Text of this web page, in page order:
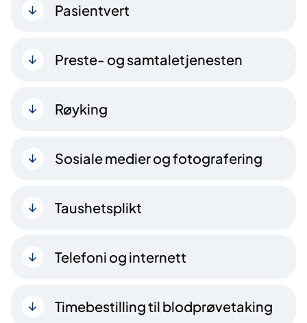
Pasientvert
Preste- og samtaletjenesten
Røyking
Sosiale medier og fotografering
Taushetsplikt
Telefoni og internett
Timebestilling til blodprøvetaking